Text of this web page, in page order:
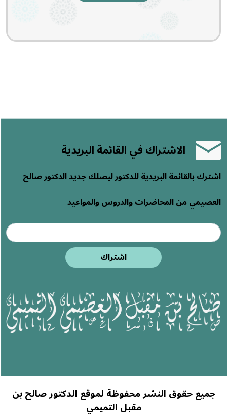
الاشتراك في القائمة البريدية
اشترك بالقائمة البريدية للدكتور ليصلك جديد الدكتور صالح
العصيمي من المحاضرات والدروس والمواعيد
اشتراك
جميع حقوق النشر محفوظة لموقع الدكتور صالح بن
مقبل التميمي